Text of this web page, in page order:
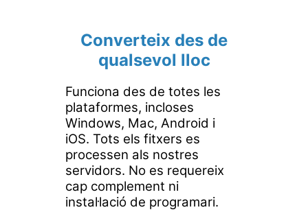
Converteix des de
qualsevol lloc
Funciona des de totes les
plataformes, incloses
Windows, Mac, Android i
iOS. Tots els fitxers es
processen als nostres
servidors. No es requereix
cap complement ni
instal·lació de programari.